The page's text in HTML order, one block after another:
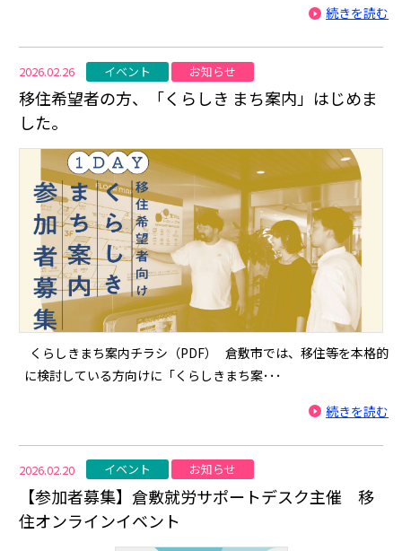
続きを読む
2026.02.26 イベント お知らせ
移住希望者の方、「くらしき まち案内」はじめま
した。
くらしきまち案内チラシ（PDF） 倉敷市では、移住等を本格的
に検討している方向けに「くらしきまち案･･･
続きを読む
2026.02.20 イベント お知らせ
【参加者募集】倉敷就労サポートデスク主催 移
住オンラインイベント